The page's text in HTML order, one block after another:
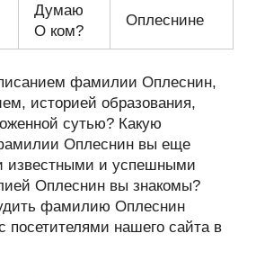
Думаю
О ком?
Оплеснине
фамилии Оплеснин,
историей образования,
сутью? Какую
Оплеснин вы еще
известными и успешными
Оплеснин вы знакомы?
фамилию Оплеснин
посетителями нашего сайта в